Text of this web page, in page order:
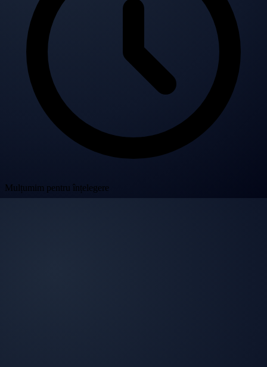
Mulțumim pentru înțelegere